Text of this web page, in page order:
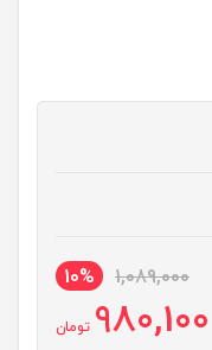
1,089,000
10%
980,100 تومان